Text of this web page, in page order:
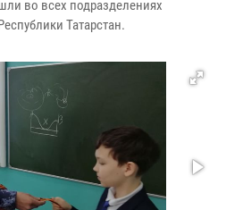
во всех подразделениях
Татарстан.